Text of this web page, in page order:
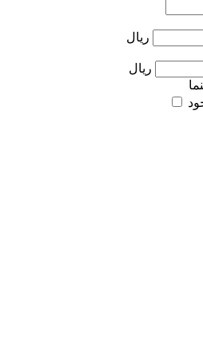
ریال
ریال